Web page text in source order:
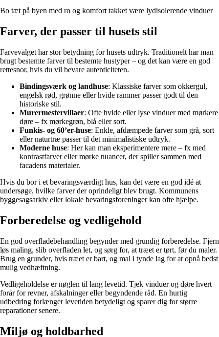
Bo tæt på byen med ro og komfort takket være lydisolerende vinduer
Farver, der passer til husets stil
Farvevalget har stor betydning for husets udtryk. Traditionelt har man
brugt bestemte farver til bestemte hustyper – og det kan være en god
rettesnor, hvis du vil bevare autenticiteten.
Bindingsværk og landhuse: Klassiske farver som okkergul,
engelsk rød, grønne eller hvide rammer passer godt til den
historiske stil.
Murermestervillaer: Ofte hvide eller lyse vinduer med mørkere
døre – fx mørkegrøn, blå eller sort.
Funkis- og 60’er-huse: Enkle, afdæmpede farver som grå, sort
eller naturtræ passer til det minimalistiske udtryk.
Moderne huse: Her kan man eksperimentere mere – fx med
kontrastfarver eller mørke nuancer, der spiller sammen med
facadens materialer.
Hvis du bor i et bevaringsværdigt hus, kan det være en god idé at
undersøge, hvilke farver der oprindeligt blev brugt. Kommunens
byggesagsarkiv eller lokale bevaringsforeninger kan ofte hjælpe.
Forberedelse og vedligehold
En god overfladebehandling begynder med grundig forberedelse. Fjern
løs maling, slib overfladen let, og sørg for, at træet er tørt, før du maler.
Brug en grunder, hvis træet er bart, og mal i tynde lag for at opnå bedst
mulig vedhæftning.
Vedligeholdelse er nøglen til lang levetid. Tjek vinduer og døre hvert
forår for revner, afskalninger eller begyndende råd. En hurtig
udbedring forlænger levetiden betydeligt og sparer dig for større
reparationer senere.
Miljø og holdbarhed